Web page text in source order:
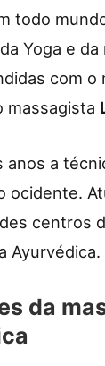
todo
Yoga e
com o
massagista
anos a
ocidente.
centros
Ayurvédica.
da